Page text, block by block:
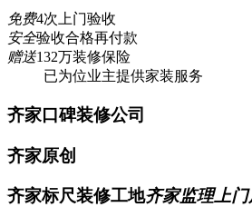
免费4次上门验收
安全验收合格再付款
赠送132万装修保险
已为位业主提供家装服务
齐家口碑装修公司
齐家原创
齐家标尺装修工地齐家监理上